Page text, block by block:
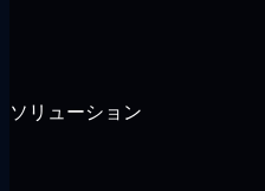
ソリューション